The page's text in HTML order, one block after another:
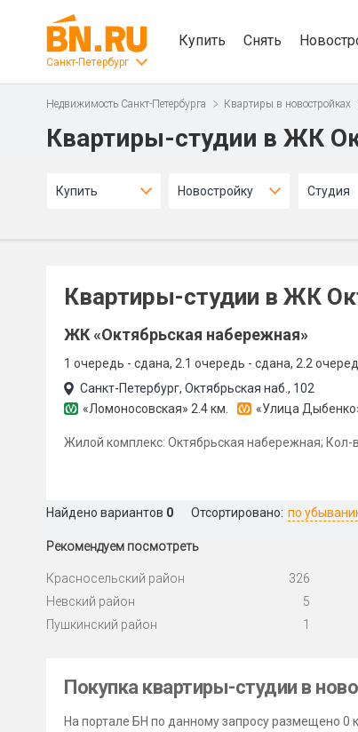
Санкт-Петербург
Купить Снять
Недвижимость Санкт-Петербурга Квартиры в новостройках
Квартиры-студии в ЖК
Купить Новостройку Студия
Квартиры-студии в ЖК
ЖК «Октябрьская набережная»
1 очередь - сдана 2.1 очередь - сдана 2.2
Санкт-Петербург, Октябрьская наб., 102
«Ломоносовская» 2.4 км. «Улица
Жилой комплекс: Октябрьская набережная; Кол-
Найдено вариантов 0 Отсортировано: по
Рекомендуем посмотреть
Красносельский район 326
Невский район
5
Пушкинский район
1
Покупка квартиры-студии в
На портале БН по данному запросу размещено 0